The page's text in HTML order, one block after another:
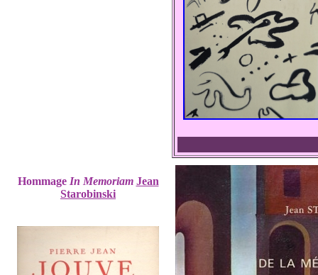
Hommage In Memoriam Jean
Starobinski